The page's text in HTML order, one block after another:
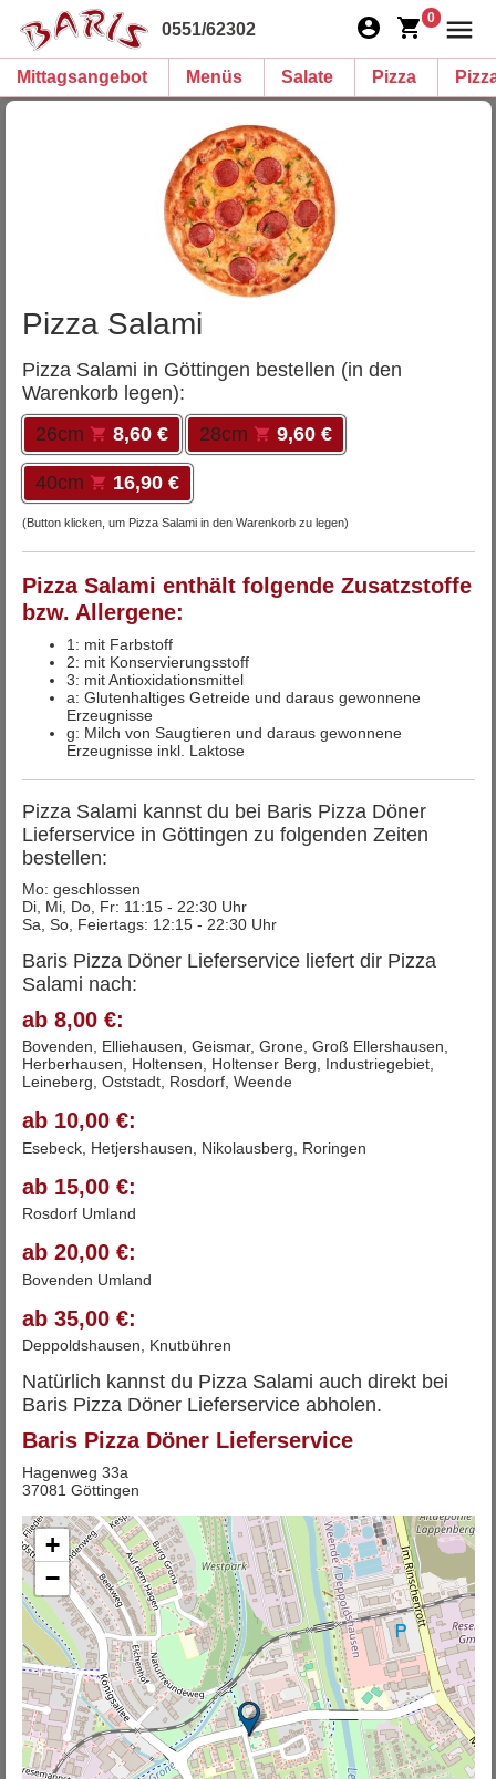
0551/62302
0
Mittagsangebot Menüs Salate Pizza
Pizza Salami
Pizza Salami in Göttingen bestellen (in den
Warenkorb legen):
26cm
8,60 € 28cm 9,60 €
40cm 16,90 €
(Button klicken, um Pizza Salami in den Warenkorb zu legen)
Pizza Salami enthält folgende Zusatzstoffe
bzw. Allergene:
1: mit Farbstoff
2: mit Konservierungsstoff
3: mit Antioxidationsmittel
a: Glutenhaltiges Getreide und daraus gewonnene
Erzeugnisse
g: Milch von Saugtieren und daraus gewonnene
Erzeugnisse inkl. Laktose
Pizza Salami kannst du bei Baris Pizza Döner
Lieferservice in Göttingen zu folgenden Zeiten
bestellen:
Mo: geschlossen
Di, Mi, Do, Fr: 11:15 - 22:30 Uhr
Sa, So, Feiertags: 12:15 - 22:30 Uhr
Baris Pizza Döner Lieferservice liefert dir Pizza
Salami nach:
ab 8,00 €:
Bovenden, Elliehausen, Geismar, Grone, Groß Ellershausen,
Herberhausen, Holtensen, Holtenser Berg, Industriegebiet,
Leineberg, Oststadt, Rosdorf, Weende
ab 10,00 €:
Esebeck, Hetjershausen, Nikolausberg, Roringen
ab 15,00 €:
Rosdorf Umland
ab 20,00 €:
Bovenden Umland
ab 35,00 €:
Deppoldshausen, Knutbühren
Natürlich kannst du Pizza Salami auch direkt bei
Baris Pizza Döner Lieferservice abholen.
Baris Pizza Döner Lieferservice
Hagenweg 33a
37081 Göttingen
+
−